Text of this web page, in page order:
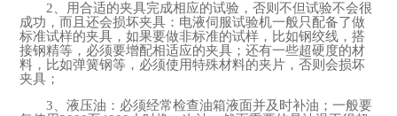
2、用合适的夹具完成相应的试验，否则不但试验不会很
成功，而且还会损坏夹具：电液伺服试验机一般只配备了做
标准试样的夹具，如果要做非标准的试样，比如钢绞线，搭
接钢精等，必须要增配相适应的夹具；还有一些超硬度的材
料，比如弹簧钢等，必须使用特殊材料的夹片，否则会损坏
夹具；
3、液压油：必须经常检查油箱液面并及时补油；一般要